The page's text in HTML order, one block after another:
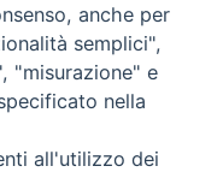
anche per
semplici",
"misurazione" e
nella
all'utilizzo dei